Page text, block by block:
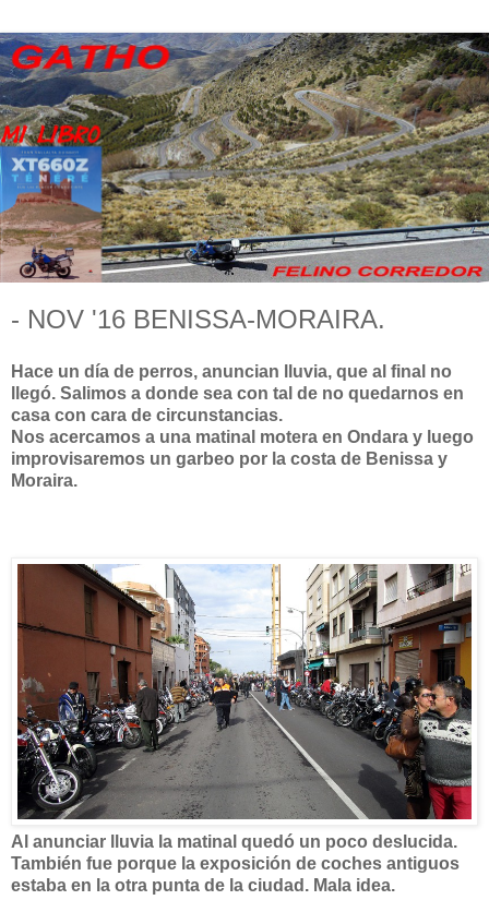
- NOV '16 BENISSA-MORAIRA.
Hace un día de perros, anuncian lluvia, que al final no
llegó. Salimos a donde sea con tal de no quedarnos en
casa con cara de circunstancias.
Nos acercamos a una matinal motera en Ondara y luego
improvisaremos un garbeo por la costa de Benissa y
Moraira.
Al anunciar lluvia la matinal quedó un poco deslucida.
También fue porque la exposición de coches antiguos
estaba en la otra punta de la ciudad. Mala idea.